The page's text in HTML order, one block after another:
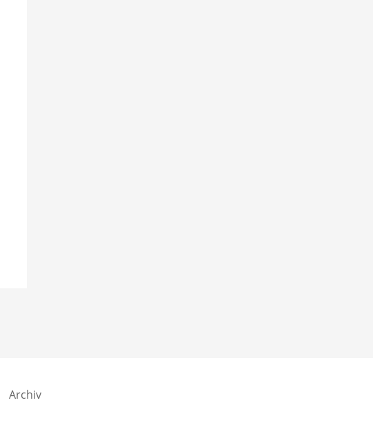
Archiv